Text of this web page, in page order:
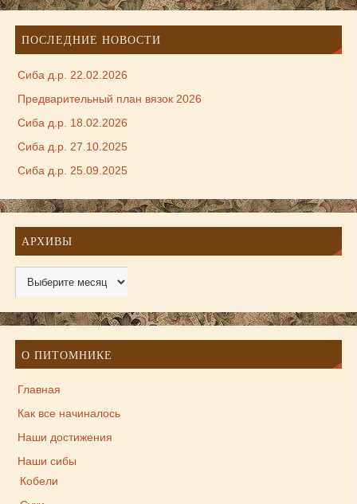
ПОСЛЕДНИЕ НОВОСТИ
Сиба д.р. 22.02.2026
Предварительный план вязок 2026
Сиба д.р. 18.02.2026
Сиба д.р. 27.10.2025
Сиба д.р. 25.09.2025
АРХИВЫ
О ПИТОМНИКЕ
Главная
Как все начиналось
Наши достижения
Наши сибы
Кобели